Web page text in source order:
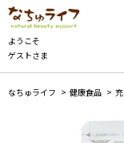
ようこそ
ゲストさま
なちゅライフ > 健康食品 >